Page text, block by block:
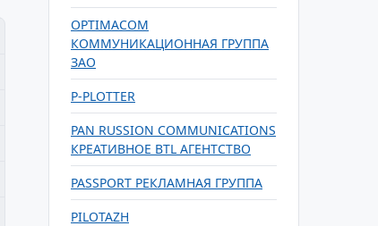
OPTIMACOM
КОММУНИКАЦИОННАЯ ГРУППА
ЗАО
P-PLOTTER
PAN RUSSION COMMUNICATIONS
КРЕАТИВНОЕ BTL АГЕНТСТВО
PASSPORT РЕКЛАМНАЯ ГРУППА
PILOTAZH